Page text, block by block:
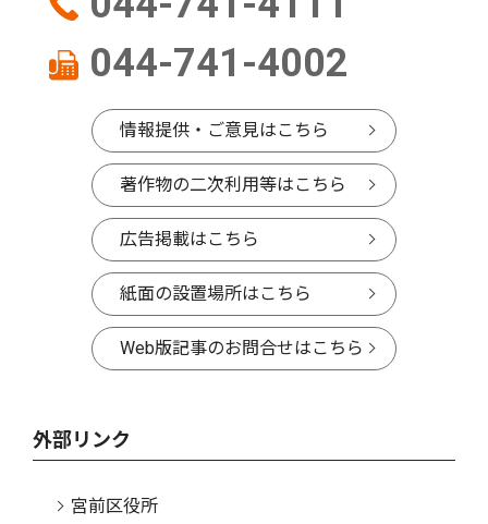
044-741-4002
情報提供・ご意見はこちら
著作物の二次利用等はこちら
広告掲載はこちら
紙面の設置場所はこちら
Web版記事のお問合せはこちら
外部リンク
宮前区役所